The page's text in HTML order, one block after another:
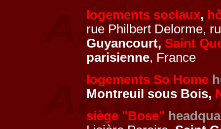
logements sociaux,
rue Philbert Delorme,
Guyancourt, Saint
parisienne, France
logements So Home
Montreuil sous Bois,
siège "Bose"